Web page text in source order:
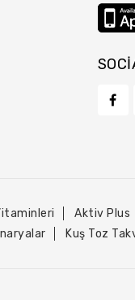
Aktiv Plus
Kuş Toz